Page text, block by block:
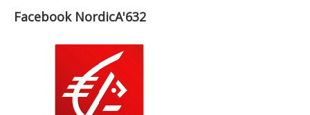
Facebook NordicA'632